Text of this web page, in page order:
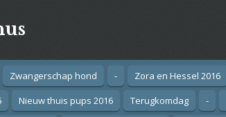
Zwangerschap hond - Zora en Hessel 2016
Nieuw thuis pups 2016 Terugkomdag -